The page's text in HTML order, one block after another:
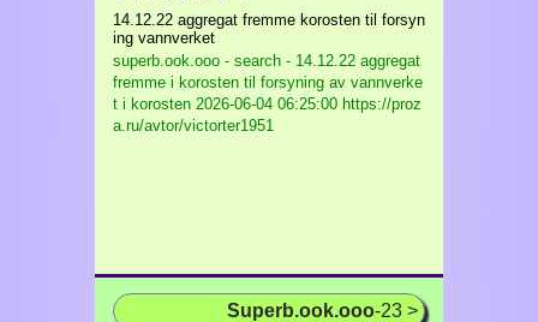
14.12.22 aggregat fremme korosten til forsyn
ing vannverket
superb.ook.ooo - search - 14.12.22 aggregat
fremme i korosten til forsyning av vannverke
t i korosten 2026-06-04 06:25:00 https://proz
a.ru/avtor/victorter1951
Superb.ook.ooo-23 >